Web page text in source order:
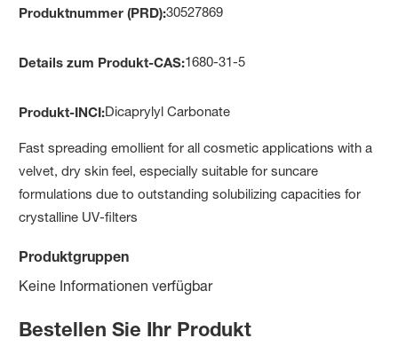
Produktnummer (PRD):30527869
Details zum Produkt-CAS:1680-31-5
Produkt-INCI:Dicaprylyl Carbonate
Fast spreading emollient for all cosmetic applications with a
velvet, dry skin feel, especially suitable for suncare
formulations due to outstanding solubilizing capacities for
crystalline UV-filters
Produktgruppen
Keine Informationen verfügbar
Bestellen Sie Ihr Produkt